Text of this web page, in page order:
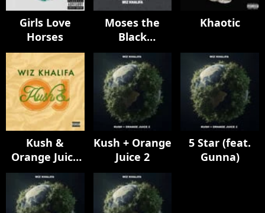
Girls Love
Horses
Moses the
Black
Soundtrack
Khaotic
Kush &
Orange Juice
(15th
Anniversary)
Kush + Orange
Juice 2
5 Star (feat.
Gunna)